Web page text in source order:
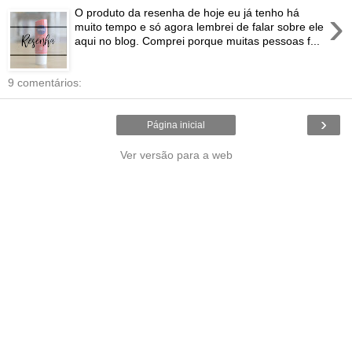
›
O produto da resenha de hoje eu já tenho há
muito tempo e só agora lembrei de falar sobre ele
aqui no blog. Comprei porque muitas pessoas f...
9 comentários:
›
Página inicial
Ver versão para a web